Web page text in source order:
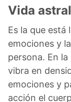
Vida astral
Es la que
emociones y
persona. En
vibra en
emociones y
acción el